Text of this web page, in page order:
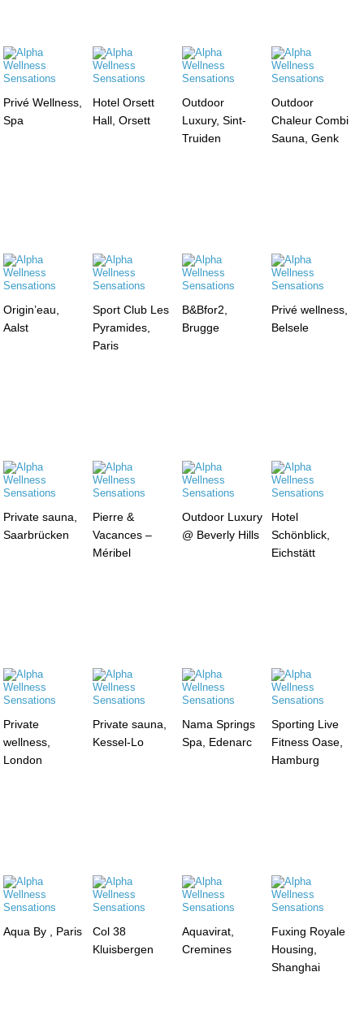
Privé Wellness,
Spa
Hotel Orsett
Hall, Orsett
Outdoor
Luxury, Sint-
Truiden
Outdoor
Chaleur Combi
Sauna, Genk
Origin’eau,
Aalst
Sport Club Les
Pyramides,
Paris
B&Bfor2,
Brugge
Privé wellness,
Belsele
Private sauna,
Saarbrücken
Pierre &
Vacances –
Méribel
Outdoor Luxury
@ Beverly Hills
Hotel
Schönblick,
Eichstätt
Private
wellness,
London
Private sauna,
Kessel-Lo
Nama Springs
Spa, Edenarc
Sporting Live
Fitness Oase,
Hamburg
Aqua By , Paris
Col 38
Kluisbergen
Aquavirat,
Cremines
Fuxing Royale
Housing,
Shanghai